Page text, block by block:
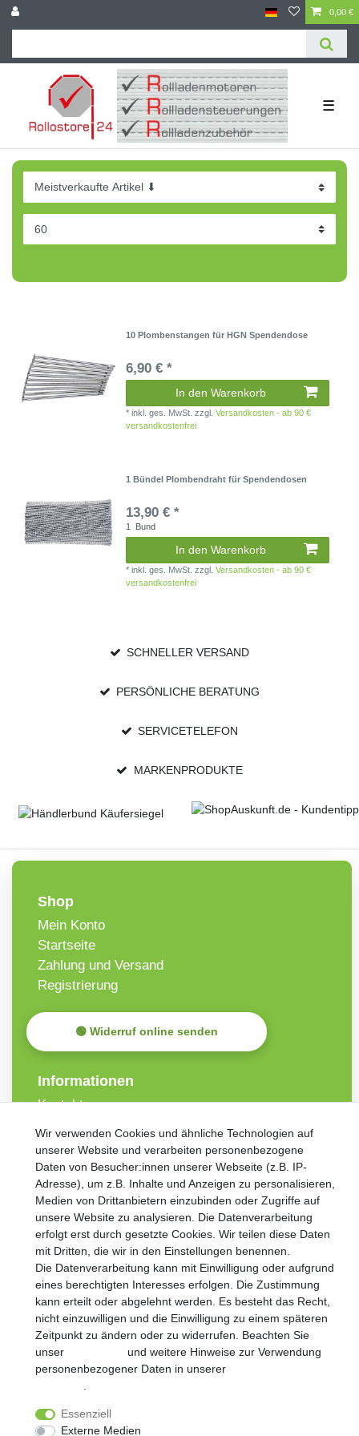
0,00 €
☰
10 Plombenstangen für HGN Spendendose
6,90 € *
In den Warenkorb
*inkl. ges. MwSt. zzgl.Versandkosten - ab 90 €
versandkostenfrei
1 Bündel Plombendraht für Spendendosen
13,90 € *
1 Bund
In den Warenkorb
*inkl. ges. MwSt. zzgl.Versandkosten - ab 90 €
versandkostenfrei
SCHNELLER VERSAND
PERSÖNLICHE BERATUNG
SERVICETELEFON
MARKENPRODUKTE
Shop
Mein Konto
Startseite
Zahlung und Versand
Registrierung
🟢 Widerruf online senden
Informationen
Kontakt
VORNAME
E-MAIL **
Newsletter
Honig
Hiermit bestätige ich, dass ich dieDaten­schutz­erklärunggelesen
habe. Meine Einwilligung kann ich jederzeit widerrufen.**
Abonnieren
Wir verwenden Cookies und ähnliche Technologien auf
unserer Website und verarbeiten personenbezogene
Daten von Besucher:innen unserer Webseite (z.B. IP-
Adresse), um z.B. Inhalte und Anzeigen zu personalisieren,
Medien von Drittanbietern einzubinden oder Zugriffe auf
unsere Website zu analysieren. Die Datenverarbeitung
erfolgt erst durch gesetzte Cookies. Wir teilen diese Daten
mit Dritten, die wir in den Einstellungen benennen.
Die Datenverarbeitung kann mit Einwilligung oder aufgrund
eines berechtigten Interesses erfolgen. Die Zustimmung
kann erteilt oder abgelehnt werden. Es besteht das Recht,
nicht einzuwilligen und die Einwilligung zu einem späteren
Zeitpunkt zu ändern oder zu widerrufen. Beachten Sie
unser
und weitere Hinweise zur Verwendung
personenbezogener Daten in unserer
Essenziell
Externe Medien